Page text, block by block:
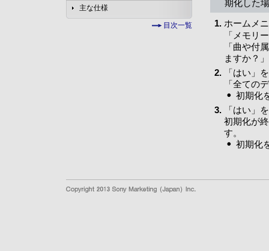
主な仕様
目次一覧
期化した
ホームメ
「メモリ
「曲や付
ますか？
「はい」
「全ての
初期化
「はい」
初期化が
す。
初期化